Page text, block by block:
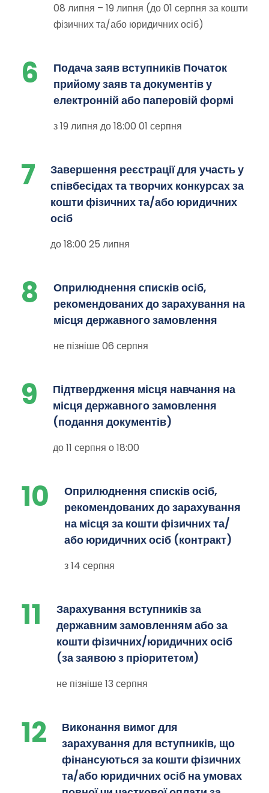
08 липня – 19 липня (до 01 серпня за кошти
фізичних та/або юридичних осіб)
6
Подача заяв вступників Початок
прийому заяв та документів у
електронній або паперовій формі
з 19 липня до 18:00 01 серпня
7
Завершення реєстрації для участь у
співбесідах та творчих конкурсах за
кошти фізичних та/або юридичних
осіб
до 18:00 25 липня
8
Оприлюднення списків осіб,
рекомендованих до зарахування на
місця державного замовлення
не пізніше 06 серпня
9
Підтвердження місця навчання на
місця державного замовлення
(подання документів)
до 11 серпня о 18:00
10
Оприлюднення списків осіб,
рекомендованих до зарахування
на місця за кошти фізичних та/
або юридичних осіб (контракт)
з 14 серпня
11
Зарахування вступників за
державним замовленням або за
кошти фізичних/юридичних осіб
(за заявою з пріоритетом)
не пізніше 13 серпня
12
Виконання вимог для
зарахування для вступників, що
фінансуються за кошти фізичних
та/або юридичних осіб на умовах